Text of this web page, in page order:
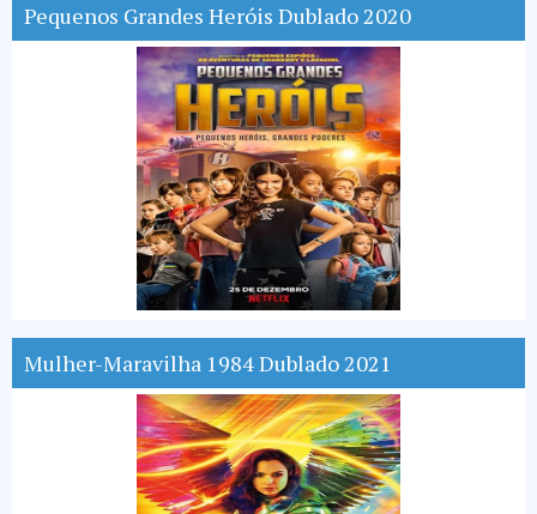
Pequenos Grandes Heróis Dublado 2020
Mulher-Maravilha 1984 Dublado 2021